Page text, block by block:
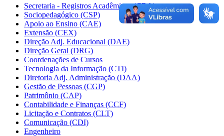
Secretaria - Registros Acadêmicos (CRA)
Sociopedagógico (CSP)
Apoio ao Ensino (CAE)
Extensão (CEX)
Direção Adj. Educacional (DAE)
Direção Geral (DRG)
Coordenações de Cursos
Tecnologia da Informação (CTI)
Diretoria Adj. Administração (DAA)
Gestão de Pessoas (CGP)
Patrimônio (CAP)
Contabilidade e Finanças (CCF)
Licitação e Contratos (CLT)
Comunicação (CDI)
Engenheiro